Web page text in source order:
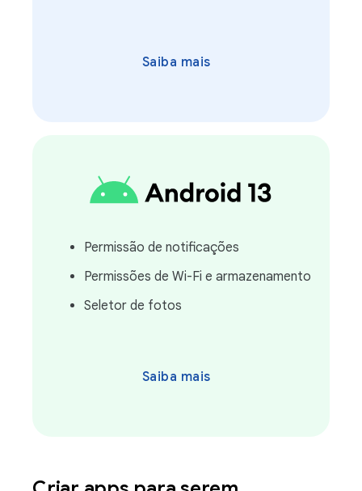
Saiba mais
Permissão de notificações
Permissões de Wi-Fi e armazenamento
Seletor de fotos
Saiba mais